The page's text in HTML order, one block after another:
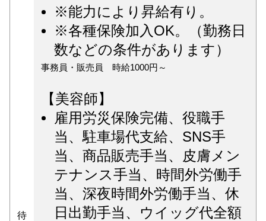
※能力により昇給有り。
※各種保険加入OK。（勤務日
数などの条件があります）
事務員・販売員 時給1000円～
待
【美容師】
雇用労災保険完備、役職手
当、駐車場代支給、SNS手
当、商品販売手当、皮膚メン
テナンス手当、時間外労働手
当、深夜時間外労働手当、休
日出勤手当、ウイッグ代全額